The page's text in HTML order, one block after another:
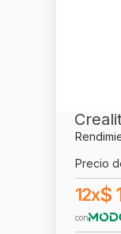
Precio
12x$
con